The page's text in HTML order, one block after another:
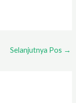
Selanjutnya Pos →